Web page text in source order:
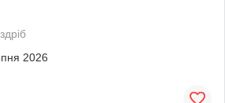
2026